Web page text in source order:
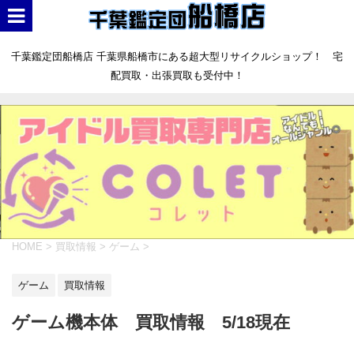
千葉鑑定団船橋店 千葉県船橋市にある超大型リサイクルショップ！ 宅
配買取・出張買取も受付中！
HOME > 買取情報 > ゲーム >
ゲーム 買取情報
ゲーム機本体 買取情報 5/18現在